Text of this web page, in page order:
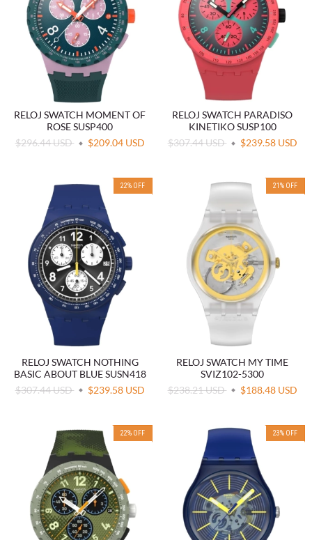
RELOJ SWATCH MOMENT OF
ROSE SUSP400
$296.44 USD
$209.04 USD
RELOJ SWATCH PARADISO
KINETIKO SUSP100
$307.44 USD
$239.58 USD
22% OFF
RELOJ SWATCH NOTHING
BASIC ABOUT BLUE SUSN418
$307.44 USD
$239.58 USD
21 % OFF
RELOJ SWATCH MY TIME
SVIZ102-5300
$238.21 USD
$188.48 USD
22% OFF 23% OFF